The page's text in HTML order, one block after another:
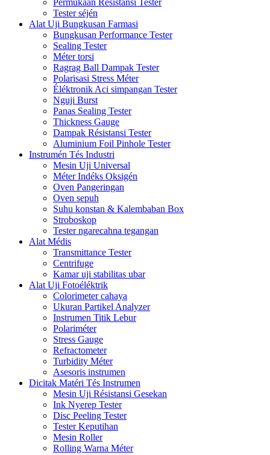
Tester séjén
Alat Uji Bungkusan Farmasi
Bungkusan Performance Tester
Sealing Tester
Méter torsi
Ragrag Ball Dampak Tester
Polarisasi Stress Méter
Éléktronik Aci simpangan Tester
Nguji Burst
Panas Sealing Tester
Thickness Gauge
Dampak Résistansi Tester
Aluminium Foil Pinhole Tester
Instrumén Tés Industri
Mesin Uji Universal
Méter Indéks Oksigén
Oven Pangeringan
Oven sepuh
Suhu konstan & Kalembaban Box
Stroboskop
Tester ngarecahna tegangan
Alat Médis
Transmittance Tester
Centrifuge
Kamar uji stabilitas ubar
Alat Uji Fotoéléktrik
Colorimeter cahaya
Ukuran Partikel Analyzer
Instrumen Titik Lebur
Polariméter
Stress Gauge
Refractometer
Turbidity Méter
Asesoris instrumen
Dicitak Matéri Tés Instrumen
Mesin Uji Résistansi Gesekan
Ink Nyerep Tester
Disc Peeling Tester
Tester Keputihan
Mesin Roller
Rolling Warna Méter